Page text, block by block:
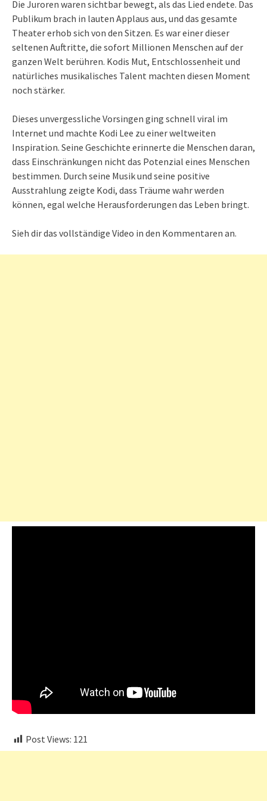
Die Juroren waren sichtbar bewegt, als das Lied endete. Das
Publikum brach in lauten Applaus aus, und das gesamte
Theater erhob sich von den Sitzen. Es war einer dieser
seltenen Auftritte, die sofort Millionen Menschen auf der
ganzen Welt berühren. Kodis Mut, Entschlossenheit und
natürliches musikalisches Talent machten diesen Moment
noch stärker.
Dieses unvergessliche Vorsingen ging schnell viral im
Internet und machte Kodi Lee zu einer weltweiten
Inspiration. Seine Geschichte erinnerte die Menschen daran,
dass Einschränkungen nicht das Potenzial eines Menschen
bestimmen. Durch seine Musik und seine positive
Ausstrahlung zeigte Kodi, dass Träume wahr werden
können, egal welche Herausforderungen das Leben bringt.
Sieh dir das vollständige Video in den Kommentaren an.
Post Views: 121